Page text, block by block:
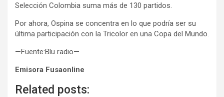
Selección Colombia suma más de 130 partidos.
Por ahora, Ospina se concentra en lo que podría ser su
última participación con la Tricolor en una Copa del Mundo.
—Fuente:Blu radio—
Emisora Fusaonline
Related posts: